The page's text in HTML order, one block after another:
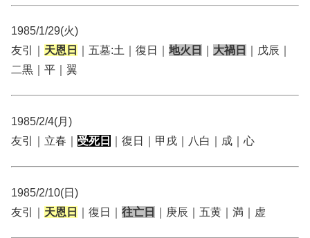
1985/1/29(火)
友引｜ 天恩日 ｜五墓:土｜復日｜ 地火日 大禍日
｜戊辰｜
二黒｜平｜翼
1985/2/4(月)
友引｜立春｜ 受死日 ｜復日｜甲戌｜八白｜成｜心
1985/2/10(日)
友引｜ 天恩日 ｜復日｜ 往亡日 ｜庚辰｜五黄｜満｜虚